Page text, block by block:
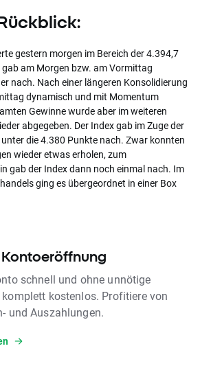
gestern morgen im Bereich der 4.394,7
gab am Morgen bzw. am Vormittag
nach. Nach einer längeren Konsolidierung
dynamisch und mit Momentum
Gewinne wurde aber im weiteren
abgegeben. Der Index gab im Zuge der
die 4.380 Punkte nach. Zwar konnten
wieder etwas erholen, zum
gab der Index dann noch einmal nach. Im
ging es übergeordnet in einer Box
schnell und ohne unnötige
kostenlos. Profitiere von
und Auszahlungen.